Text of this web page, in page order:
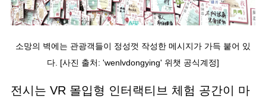
소망의 벽에는 관광객들이 정성껏 작성한 메시지가 가득 붙어 있
다. [사진 출처: 'wenlvdongying' 위챗 공식계정]
전시는 VR 몰입형 인터랙티브 체험 공간이 마